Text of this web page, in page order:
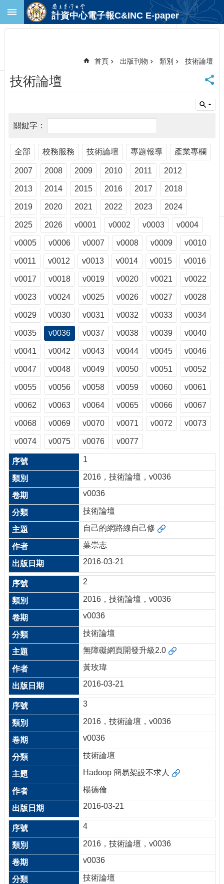
跳到主要內容區塊
首
頁
首
計
中
首
頁
聯
絡
資
訊
訂
閱/
取
消
網
站
導
覽
最
新
消
息
關
於
我
們
出
版
刊
物
校
務
服
務
專
題
報
導
技
術
論
壇
產
業
專
欄
計資中心電子報C&INC E-paper
首頁 出版刊物 類別 技術論壇
技術論壇
全部 校務服務 技術論壇 專題報導 產業專欄
2007 2008 2009 2010 2011 2012
2013 2014 2015 2016 2017 2018
2019 2020 2021 2022 2023 2024
2025 2026 v0001 v0002 v0003 v0004
v0005 v0006 v0007 v0008 v0009 v0010
v0011 v0012 v0013 v0014 v0015 v0016
v0017 v0018 v0019 v0020 v0021 v0022
v0023 v0024 v0025 v0026 v0027 v0028
v0029 v0030 v0031 v0032 v0033 v0034
v0035 v0036 v0037 v0038 v0039 v0040
v0041 v0042 v0043 v0044 v0045 v0046
v0047 v0048 v0049 v0050 v0051 v0052
v0055 v0056 v0058 v0059 v0060 v0061
v0062 v0063 v0064 v0065 v0066 v0067
v0068 v0069 v0070 v0071 v0072 v0073
v0074 v0075 v0076 v0077
1
2016，技術論壇，v0036
v0036
技術論壇
自己的網路線自己修
葉崇志
2016-03-21
2
2016，技術論壇，v0036
v0036
技術論壇
無障礙網頁開發升級2.0
黃玫瑋
2016-03-21
3
2016，技術論壇，v0036
v0036
技術論壇
Hadoop 簡易架設不求人
楊德倫
2016-03-21
4
2016，技術論壇，v0036
v0036
技術論壇